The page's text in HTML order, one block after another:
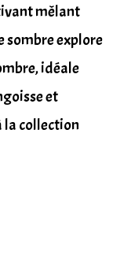
mêlant
sombre explore
idéale
et
la collection